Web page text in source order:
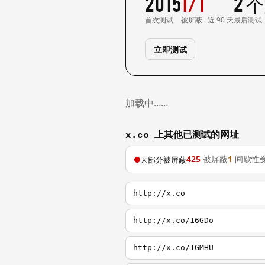
首次测试 被屏蔽 · 近 90 天最后测试
立即测试
加载中……
x.co 上其他已测试的网址
大部分被屏蔽425 被屏蔽1 间歇性
http://x.co
http://x.co/16GDo
http://x.co/1GMHU